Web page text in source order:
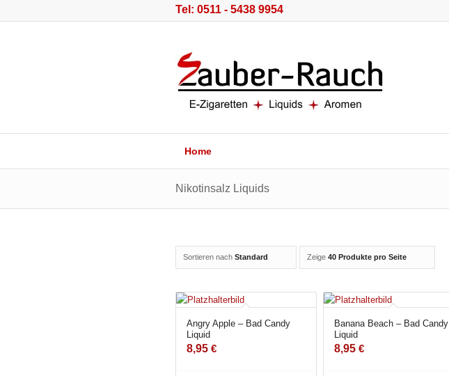
Tel: 0511 - 5438 9954
Home
Nikotinsalz Liquids
Sortieren nach Standard Zeige 40 Produkte pro Seite
Angry Apple – Bad Candy
Liquid
8,95 €
Banana Beach – Bad Candy
Liquid
8,95 €